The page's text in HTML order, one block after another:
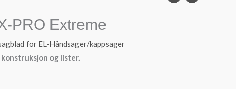
PRO Extreme
for EL-Håndsager/kappsager
og lister.